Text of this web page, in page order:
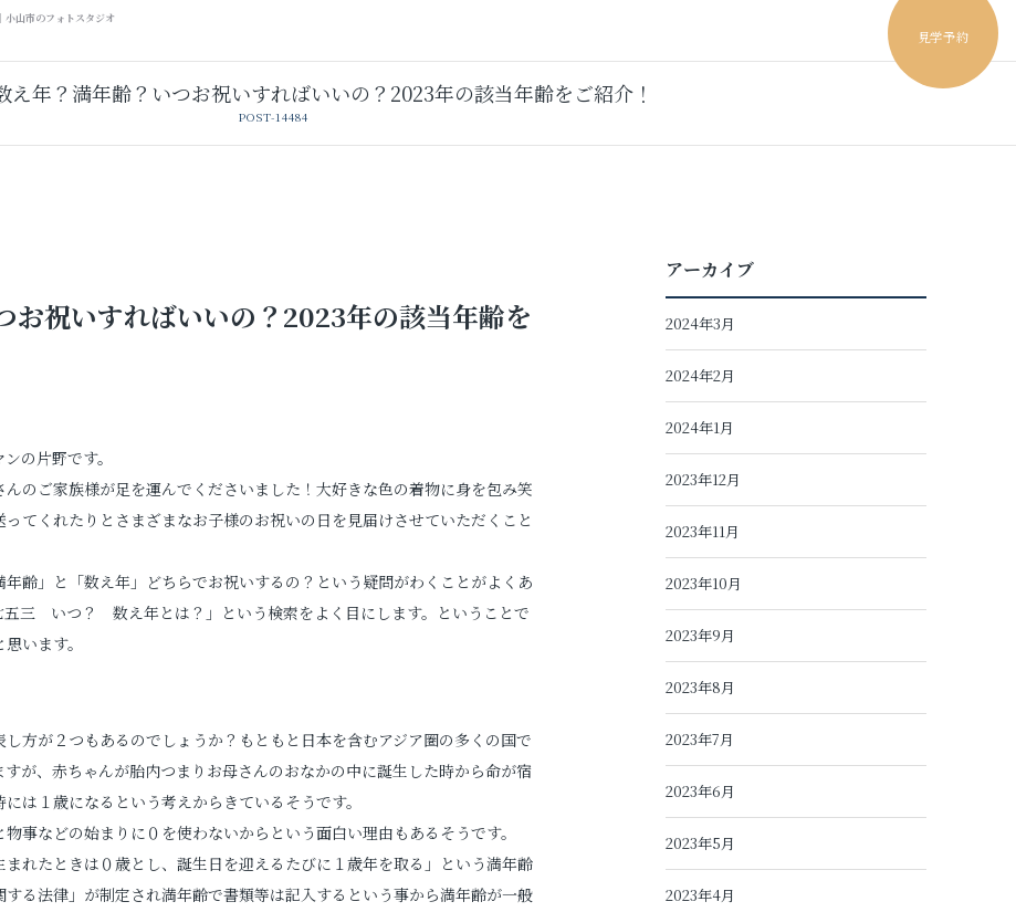
小山市のフォトスタジオ
見学予約
卒業袴レンタル
婚活写真
シニア・還暦写真
見学予約
え年？満年齢？いつお祝いすればいいの？2023年の該当年齢をご紹介！
POST-14484
お祝いすればいいの？2023年の該当年齢を
の片野です。
のご家族様が足を運んでくださいました！大好きな色の着物に身を包み笑
てくれたりとさまざまなお子様のお祝いの日を見届けさせていただくこと
年齢」と「数え年」どちらでお祝いするの？という疑問がわくことがよくあ
五三 いつ？ 数え年とは？」という検索をよく目にします。ということで
います。
方が２つもあるのでしょうか？もともと日本を含むアジア圏の多くの国で
が、赤ちゃんが胎内つまりお母さんのおなかの中に誕生した時から命が宿
は１歳になるという考えからきているそうです。
事などの始まりに０を使わないからという面白い理由もあるそうです。
れたときは０歳とし、誕生日を迎えるたびに１歳年を取る」という満年齢
る法律」が制定され満年齢で書類等は記入するという事から満年齢が一般
アーカイブ
2024年3月
2024年2月
2024年1月
2023年12月
2023年11月
2023年10月
2023年9月
2023年8月
2023年7月
2023年6月
2023年5月
2023年4月